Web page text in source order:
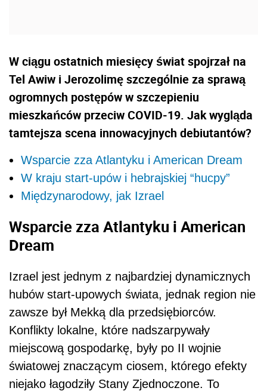
W ciągu ostatnich miesięcy świat spojrzał na
Tel Awiw i Jerozolimę szczególnie za sprawą
ogromnych postępów w szczepieniu
mieszkańców przeciw COVID-19. Jak wygląda
tamtejsza scena innowacyjnych debiutantów?
Wsparcie zza Atlantyku i American Dream
W kraju start-upów i hebrajskiej “hucpy”
Międzynarodowy, jak Izrael
Wsparcie zza Atlantyku i American
Dream
Izrael jest jednym z najbardziej dynamicznych
hubów start-upowych świata, jednak region nie
zawsze był Mekką dla przedsiębiorców.
Konflikty lokalne, które nadszarpywały
miejscową gospodarkę, były po II wojnie
światowej znaczącym ciosem, którego efekty
niejako łagodziły Stany Zjednoczone. To